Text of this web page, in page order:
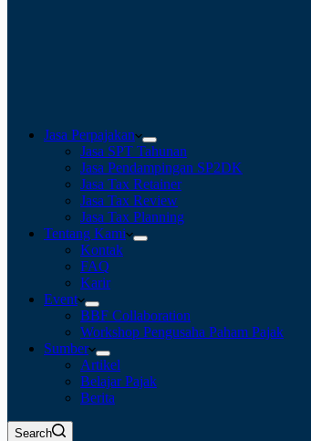
Jasa Perpajakan
Jasa SPT Tahunan
Jasa Pendampingan SP2DK
Jasa Tax Retainer
Jasa Tax Review
Jasa Tax Planning
Tentang Kami
Kontak
FAQ
Karir
Event
BBF Collaboration
Workshop Pengusaha Paham Pajak
Sumber
Artikel
Belajar Pajak
Berita
Search